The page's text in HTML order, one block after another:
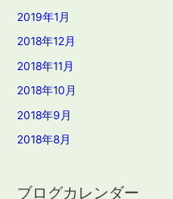
2019年1月
2018年12月
2018年11月
2018年10月
2018年9月
2018年8月
ブログカレンダー